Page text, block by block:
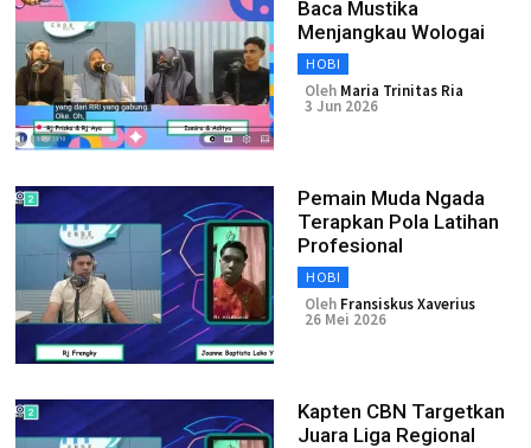
Baca Mustika
Menjangkau Wologai
HOBI
Oleh Maria Trinitas Ria
3 Jun 2026
Pemain Muda Ngada
Terapkan Pola Latihan
Profesional
HOBI
Oleh Fransiskus Xaverius
26 Mei 2026
Kapten CBN Targetkan
Juara Liga Regional